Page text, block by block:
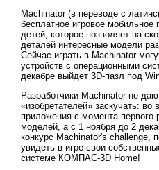
Machinator (в переводе с
бесплатное игровое
детей, которое позволяет на
деталей интересные модели
Сейчас играть в Machinator
устройств с операционными
декабре выйдет 3D-пазл под
Разработчики Machinator не
«изобретателей» заскучать: во
приложения с момента первого
моделей, а с 1 ноября до 2
конкурс Machinator's challenge,
увидеть в игре свои
системе КОМПАС-3D Home!